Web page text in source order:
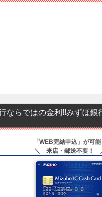
ならではの金利!!みずほ銀
「WEB完結申込」が可能
＼ 来店・郵送不要！